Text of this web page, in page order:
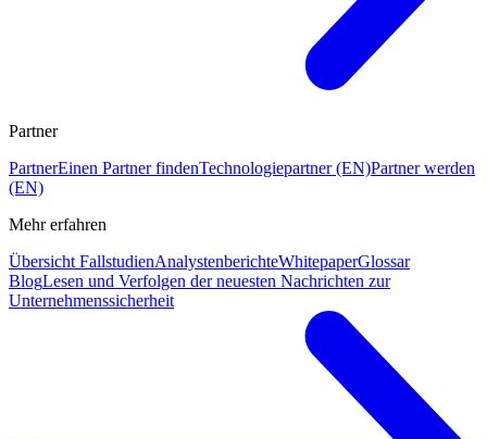
Partner
PartnerEinen Partner findenTechnologiepartner (EN)Partner werden
(EN)
Mehr erfahren
Übersicht FallstudienAnalystenberichteWhitepaperGlossar
BlogLesen und Verfolgen der neuesten Nachrichten zur
Unternehmenssicherheit